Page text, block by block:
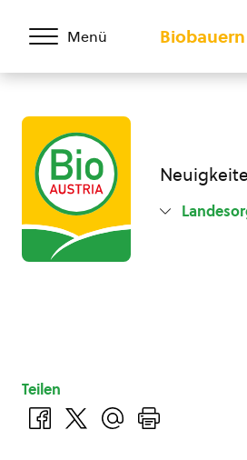
Menü Biobauern
Teilen